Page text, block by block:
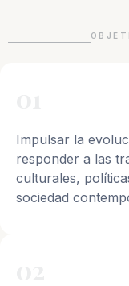
Impulsar la
responder a las
culturales,
sociedad